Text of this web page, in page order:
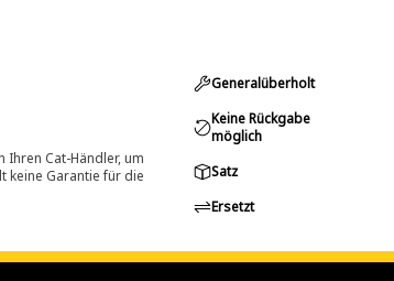
Cat-Händler, um
keine Garantie für die
Generalüberholt
Keine Rückgabe
möglich
Satz
Ersetzt